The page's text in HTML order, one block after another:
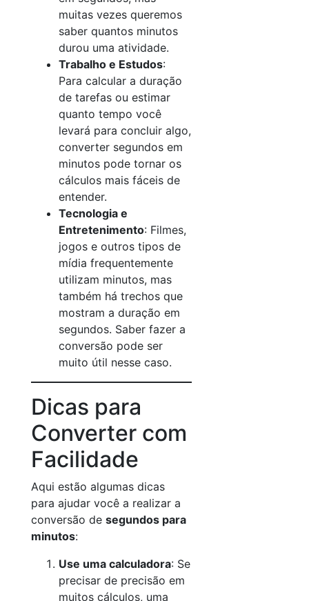
muitas vezes queremos
saber quantos minutos
durou uma atividade.
Trabalho e Estudos:
Para calcular a duração
de tarefas ou estimar
quanto tempo você
levará para concluir algo,
converter segundos em
minutos pode tornar os
cálculos mais fáceis de
entender.
Tecnologia e
Entretenimento: Filmes,
jogos e outros tipos de
mídia frequentemente
utilizam minutos, mas
também há trechos que
mostram a duração em
segundos. Saber fazer a
conversão pode ser
muito útil nesse caso.
Dicas para
Converter com
Facilidade
Aqui estão algumas dicas
para ajudar você a realizar a
conversão de segundos para
minutos:
Use uma calculadora: Se
precisar de precisão em
muitos cálculos, uma